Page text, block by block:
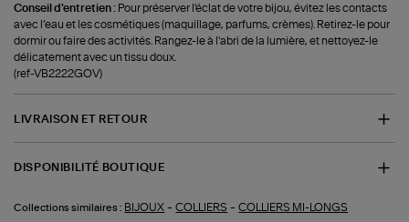
Conseil d'entretien : Pour préserver l'éclat de votre bijou, évitez les contacts
avec l’eau et les cosmétiques (maquillage, parfums, crèmes). Retirez-le pour
dormir ou faire des activités. Rangez-le à l'abri de la lumière, et nettoyez-le
délicatement avec un tissu doux.
(ref-VB2222GOV)
LIVRAISON ET RETOUR
DISPONIBILITÉ BOUTIQUE
Collections similaires : BIJOUX -COLLIERS -COLLIERS MI-LONGS